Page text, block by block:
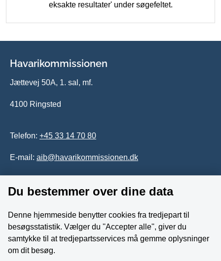
eksakte resultater' under søgefeltet.
Havarikommissionen
Jættevej 50A, 1. sal, mf.
4100 Ringsted
Telefon: +45 33 14 70 80
E-mail: aib@havarikommissionen.dk
Tilgængelighedserklæring
Whistleblowerordning
Følg os på YouTube
Du bestemmer over dine data
Denne hjemmeside benytter cookies fra tredjepart til
besøgsstatistik. Vælger du ''Accepter alle'', giver du
samtykke til at tredjepartsservices må gemme oplysninger
om dit besøg.